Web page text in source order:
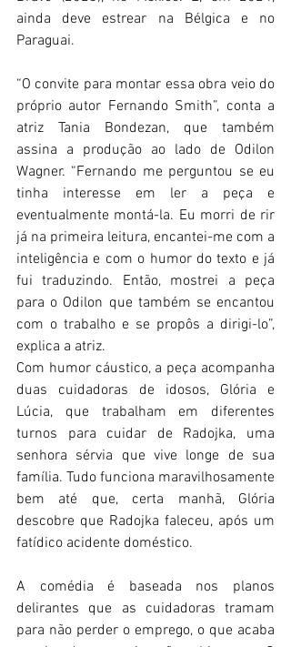
ainda deve estrear na Bélgica e no
Paraguai.
“O convite para montar essa obra veio do
próprio autor Fernando Smith”, conta a
atriz Tania Bondezan, que também
assina a produção ao lado de Odilon
Wagner. “Fernando me perguntou se eu
tinha interesse em ler a peça e
eventualmente montá-la. Eu morri de rir
já na primeira leitura, encantei-me com a
inteligência e com o humor do texto e já
fui traduzindo. Então, mostrei a peça
para o Odilon que também se encantou
com o trabalho e se propôs a dirigi-lo”,
explica a atriz.
Com humor cáustico, a peça acompanha
duas cuidadoras de idosos, Glória e
Lúcia, que trabalham em diferentes
turnos para cuidar de Radojka, uma
senhora sérvia que vive longe de sua
família. Tudo funciona maravilhosamente
bem até que, certa manhã, Glória
descobre que Radojka faleceu, após um
fatídico acidente doméstico.
A comédia é baseada nos planos
delirantes que as cuidadoras tramam
para não perder o emprego, o que acaba